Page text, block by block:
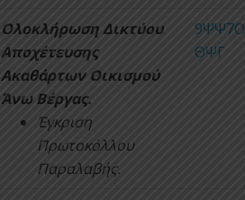
Ολοκλήρωση Δικτύου
Αποχέτευσης
Ακαθάρτων Οικισμού
Άνω Βέργας.
Έγκριση
Πρωτοκόλλου
Παραλαβής.
ΘΨΓ